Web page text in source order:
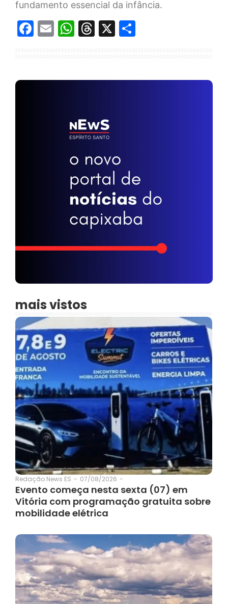
fundamento essencial da infância.
Facebook
EmailWhatsApp
Threads
X
mais vistos
Redação News ES - 07/08/2026 -
Evento começa nesta sexta (07) em
Vitória com programação gratuita sobre
mobilidade elétrica